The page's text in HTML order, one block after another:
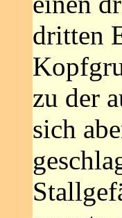
dritten
zu der
sich